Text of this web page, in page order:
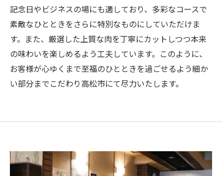
記念日やビジネスの場にも適しており、多彩なコースで
素敵なひとときをさらに特別なものにしていただけま
す。また、厳選した上質な肉を丁寧にカットしつつ本来
の味わいを楽しめるよう工夫しています。このように、
お客様が心ゆくまで至福のひとときを過ごせるよう細か
い部分までこだわり高松市にて尽力いたします。